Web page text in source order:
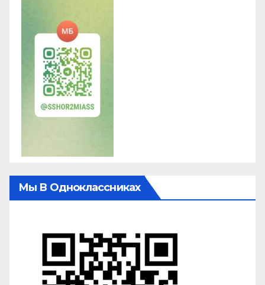
Мы В Одноклассниках